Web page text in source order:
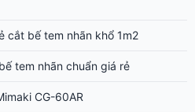
cắt bế tem nhãn khổ 1m2
tem nhãn chuẩn giá rẻ
CG-60AR